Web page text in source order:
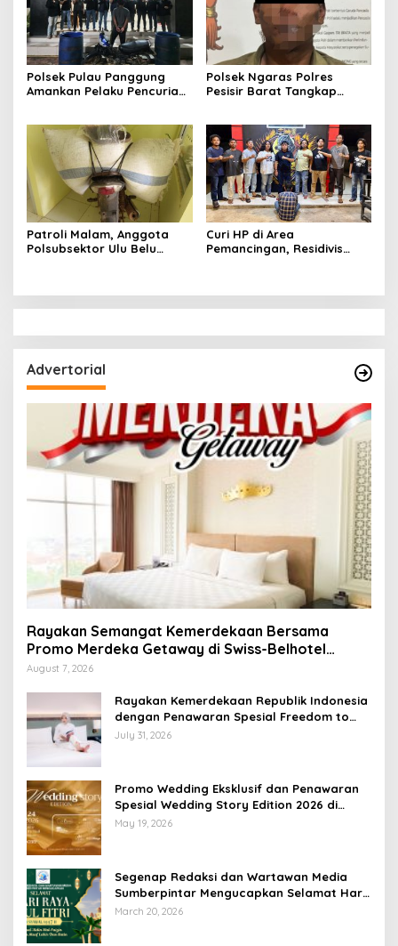
Pengguna Narkoba
Polsek Pulau Panggung
Amankan Pelaku Pencurian
Polsek Ngaras Polres
Pesisir Barat Tangkap
Patroli Malam, Anggota
Polsubsektor Ulu Belu
Kabur
Curi HP di Area
Pemancingan, Residivis
Advertorial
Rayakan Semangat Kemerdekaan Bersama
Promo Merdeka Getaway di Swiss-Belhotel
Lampung
August 7, 2026
Rayakan Kemerdekaan Republik Indonesia
dengan Penawaran Spesial Freedom to
Relax di Holiday Inn Lampung Bukit Randu
July 31, 2026
Promo Wedding Eksklusif dan Penawaran
Spesial Wedding Story Edition 2026 di
Swiss-Belhotel Lampung
May 19, 2026
Segenap Redaksi dan Wartawan Media
Sumberpintar Mengucapkan Selamat Hari
Raya Idul Fitri 1447 Hijriyah / 2026 M
March 20, 2026